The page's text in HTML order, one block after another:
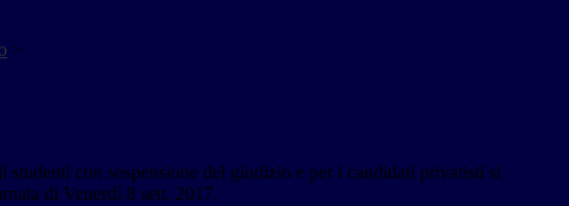
>
studenti con sospensione del giudizio e per i candidati privatisti si
di Venerdì 8 sett. 2017.